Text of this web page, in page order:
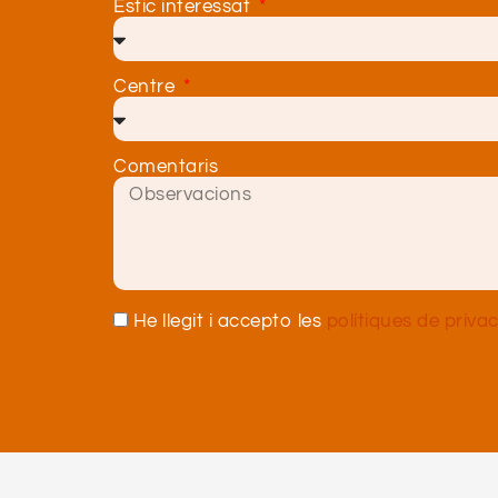
Estic interessat
Centre
Comentaris
He llegit i accepto les polítiques de